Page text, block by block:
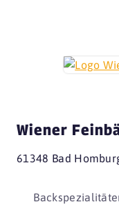
Wiener
61348 Bad